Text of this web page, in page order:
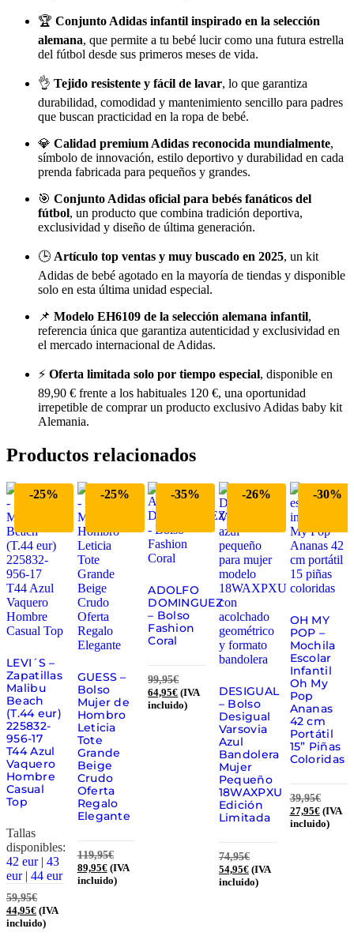
🏆 Conjunto Adidas infantil inspirado en la selección
alemana, que permite a tu bebé lucir como una futura estrella
del fútbol desde sus primeros meses de vida.
👌 Tejido resistente y fácil de lavar, lo que garantiza
durabilidad, comodidad y mantenimiento sencillo para padres
que buscan practicidad en la ropa de bebé.
💎 Calidad premium Adidas reconocida mundialmente,
símbolo de innovación, estilo deportivo y durabilidad en cada
prenda fabricada para pequeños y grandes.
🎯 Conjunto Adidas oficial para bebés fanáticos del
fútbol, un producto que combina tradición deportiva,
exclusividad y diseño de última generación.
🕒 Artículo top ventas y muy buscado en 2025, un kit
Adidas de bebé agotado en la mayoría de tiendas y disponible
solo en esta última unidad especial.
📌 Modelo EH6109 de la selección alemana infantil,
referencia única que garantiza autenticidad y exclusividad en
el mercado internacional de Adidas.
⚡ Oferta limitada solo por tiempo especial, disponible en
89,90 € frente a los habituales 120 €, una oportunidad
irrepetible de comprar un producto exclusivo Adidas baby kit
Alemania.
Productos relacionados
-25%
LEVI´S –
Zapatillas
Malibu
Beach
(T.44 eur)
225832-
956-17
T44 Azul
Vaquero
Hombre
Casual
Top
Tallas
disponibles:
42 eur | 43
eur | 44 eur
59,95€
44,95€ (IVA
incluido)
-25%
GUESS –
Bolso
Mujer de
Hombro
Leticia
Tote
Grande
Beige
Crudo
Oferta
Regalo
Elegante
119,95€
89,95€ (IVA
incluido)
-35%
ADOLFO
DOMINGUEZ
– Bolso
Fashion
Coral
99,95€
64,95€ (IVA
incluido)
-26%
DESIGUAL
– Bolso
Desigual
Varsovia
Azul
Bandolera
Mujer
Pequeño
18WAXPXU
Edición
Limitada
74,95€
54,95€ (IVA
incluido)
-30%
OH MY
POP –
Mochila
Escolar
Infantil
Oh My
Pop
Ananas
42 cm
Portátil
15” Piñas
Coloridas
39,95€
27,95€ (IVA
incluido)